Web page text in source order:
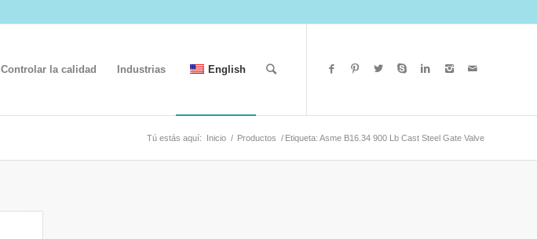
Controlar la calidad Industrias English
Tú estás aquí: Inicio / Productos / Etiqueta: Asme B16.34 900 Lb Cast Steel Gate Valve